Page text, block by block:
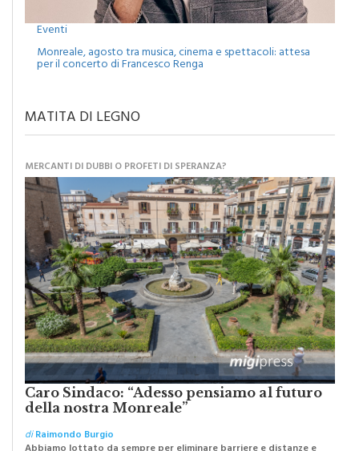
Monreale, agosto tra musica, cinema e spettacoli: attesa
per il concerto di Francesco Renga
Caro Sindaco: “Adesso pensiamo al futuro
della nostra Monreale”
diRaimondo Burgio
Abbiamo lottato da sempre per eliminare barriere e distanze e
oggi dobbiamo ripartire per ricostruire certezze